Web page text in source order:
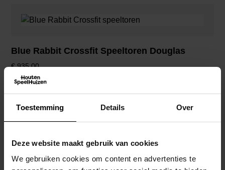
Toestemming Details Over
Deze website maakt gebruik van cookies
We gebruiken cookies om content en advertenties te
Blue Rabbit Crossfit Speeltoren Douglas
€935,00
Blue Rabbit Kiosk Speeltoren Douglas
€579,00